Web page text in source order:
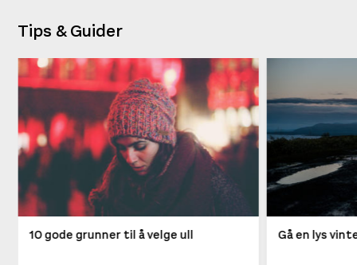
Tips & Guider
10 gode grunner til å velge ull Gå en lys